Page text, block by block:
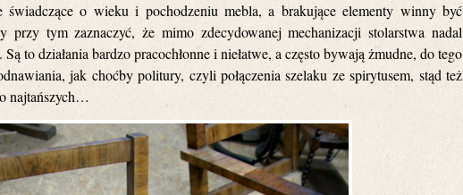
świadczące o wieku i pochodzeniu mebla, a brakujące elementy winny być
przy tym zaznaczyć, że mimo zdecydowanej mechanizacji stolarstwa nadal
to działania bardzo pracochłonne i niełatwe, a często bywają żmudne, do tego
jak choćby politury, czyli połączenia szelaku ze spirytusem, stąd też
najtańszych…